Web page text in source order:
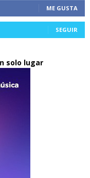
ME GUSTA
SEGUIR
solo lugar